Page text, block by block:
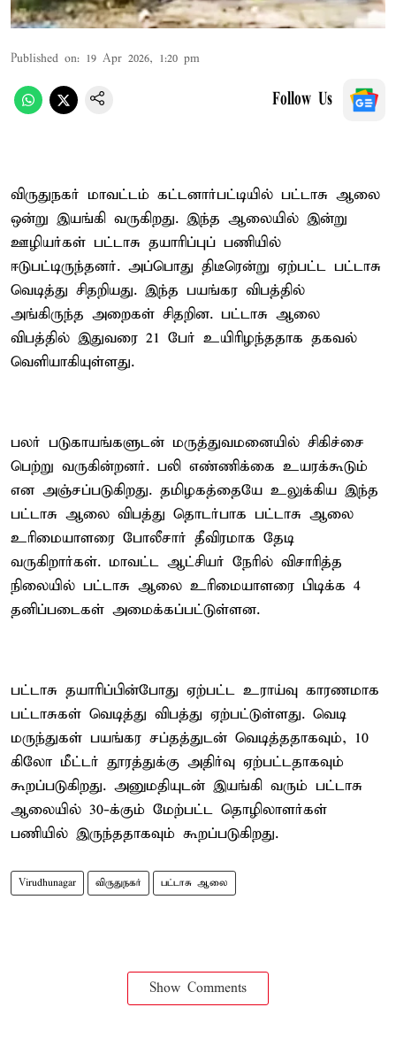
Published on: 19 Apr 2026, 1:20 pm
Follow Us
விருதுநகர் மாவட்டம் கட்டனார்பட்டியில் பட்டாசு ஆலை
ஒன்று இயங்கி வருகிறது. இந்த ஆலையில் இன்று
ஊழியர்கள் பட்டாசு தயாரிப்புப் பணியில்
ஈடுபட்டிருந்தனர். அப்பொது திடீரென்று ஏற்பட்ட பட்டாசு
வெடித்து சிதறியது. இந்த பயங்கர விபத்தில்
அங்கிருந்த அறைகள் சிதறின. பட்டாசு ஆலை
விபத்தில் இதுவரை 21 பேர் உயிரிழந்ததாக தகவல்
வெளியாகியுள்ளது.
பலர் படுகாயங்களுடன் மருத்துவமனையில் சிகிச்சை
பெற்று வருகின்றனர். பலி எண்ணிக்கை உயரக்கூடும்
என அஞ்சப்படுகிறது. தமிழகத்தையே உலுக்கிய இந்த
பட்டாசு ஆலை விபத்து தொடர்பாக பட்டாசு ஆலை
உரிமையாளரை போலீசார் தீவிரமாக தேடி
வருகிறார்கள். மாவட்ட ஆட்சியர் நேரில் விசாரித்த
நிலையில் பட்டாசு ஆலை உரிமையாளரை பிடிக்க 4
தனிப்படைகள் அமைக்கப்பட்டுள்ளன.
பட்டாசு தயாரிப்பின்போது ஏற்பட்ட உராய்வு காரணமாக
பட்டாசுகள் வெடித்து விபத்து ஏற்பட்டுள்ளது. வெடி
மருந்துகள் பயங்கர சப்தத்துடன் வெடித்ததாகவும், 10
கிலோ மீட்டர் தூரத்துக்கு அதிர்வு ஏற்பட்டதாகவும்
கூறப்படுகிறது. அனுமதியுடன் இயங்கி வரும் பட்டாசு
ஆலையில் 30-க்கும் மேற்பட்ட தொழிலாளர்கள்
பணியில் இருந்ததாகவும் கூறப்படுகிறது.
Virudhunagar விருதுநகர் பட்டாசு ஆலை
Show Comments